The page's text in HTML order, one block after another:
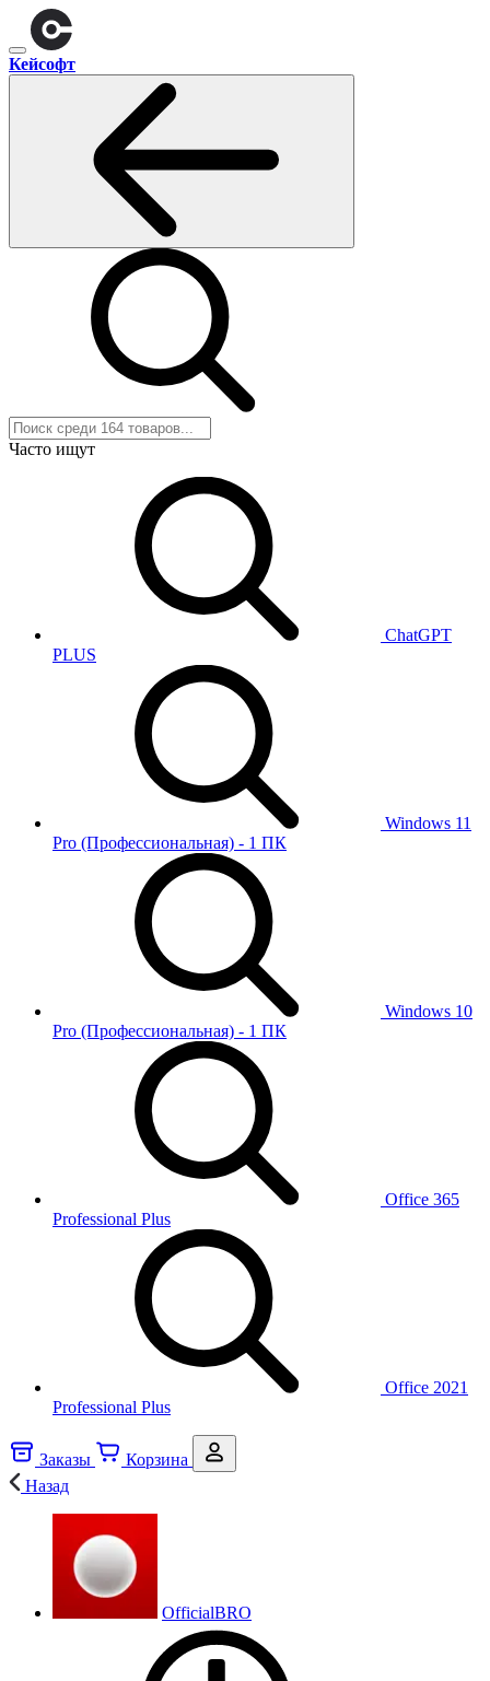
Кейсофт
Часто ищут
ChatGPT
PLUS
Windows 11
Pro (Профессиональная) - 1 ПК
Windows 10
Pro (Профессиональная) - 1 ПК
Office 365
Professional Plus
Office 2021
Professional Plus
Заказы
Корзина
Назад
OfficialBRO